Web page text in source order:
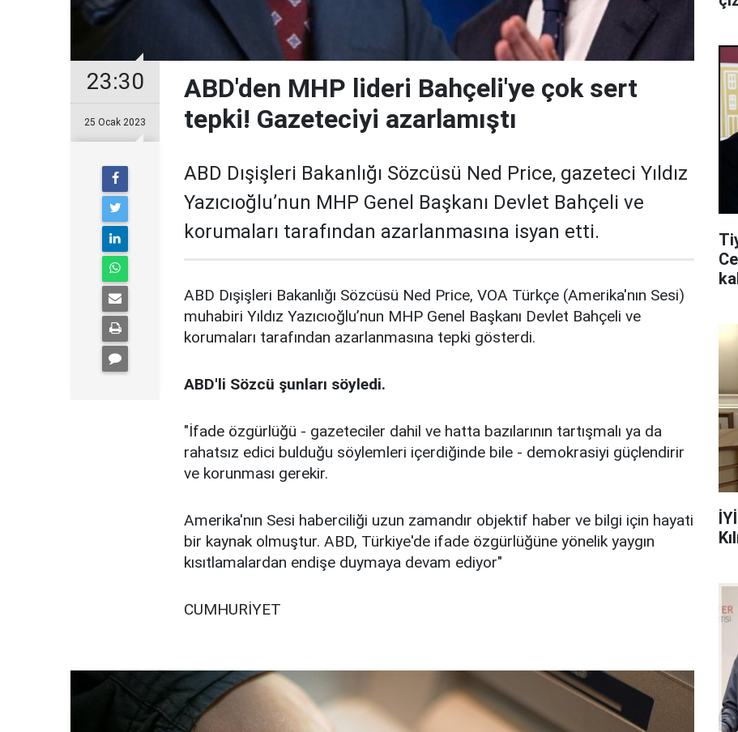
23:30
25 Ocak 2023
ABD'den MHP lideri Bahçeli'ye çok sert
tepki! Gazeteciyi azarlamıştı
ABD Dışişleri Bakanlığı Sözcüsü Ned Price, gazeteci Yıldız
Yazıcıoğlu’nun MHP Genel Başkanı Devlet Bahçeli ve
korumaları tarafından azarlanmasına isyan etti.
ABD Dışişleri Bakanlığı Sözcüsü Ned Price, VOA Türkçe (Amerika'nın Sesi)
muhabiri Yıldız Yazıcıoğlu’nun MHP Genel Başkanı Devlet Bahçeli ve
korumaları tarafından azarlanmasına tepki gösterdi.
ABD'li Sözcü şunları söyledi.
"İfade özgürlüğü - gazeteciler dahil ve hatta bazılarının tartışmalı ya da
rahatsız edici bulduğu söylemleri içerdiğinde bile - demokrasiyi güçlendirir
ve korunması gerekir.
Amerika'nın Sesi haberciliği uzun zamandır objektif haber ve bilgi için hayati
bir kaynak olmuştur. ABD, Türkiye'de ifade özgürlüğüne yönelik yaygın
kısıtlamalardan endişe duymaya devam ediyor"
CUMHURİYET